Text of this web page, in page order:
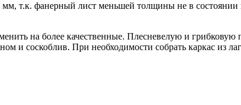
т.к. фанерный лист меньшей толщины не в состоянии
на более качественные. Плесневелую и грибковую
и соскоблив. При необходимости собрать каркас из